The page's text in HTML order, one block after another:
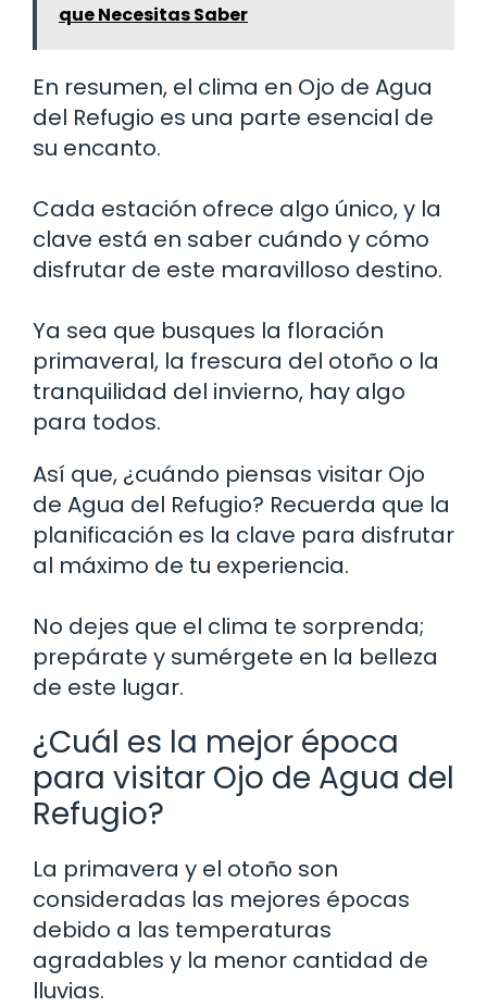
que Necesitas Saber
En resumen, el clima en Ojo de Agua
del Refugio es una parte esencial de
su encanto.
Cada estación ofrece algo único, y la
clave está en saber cuándo y cómo
disfrutar de este maravilloso destino.
Ya sea que busques la floración
primaveral, la frescura del otoño o la
tranquilidad del invierno, hay algo
para todos.
Así que, ¿cuándo piensas visitar Ojo
de Agua del Refugio? Recuerda que la
planificación es la clave para disfrutar
al máximo de tu experiencia.
No dejes que el clima te sorprenda;
prepárate y sumérgete en la belleza
de este lugar.
¿Cuál es la mejor época
para visitar Ojo de Agua del
Refugio?
La primavera y el otoño son
consideradas las mejores épocas
debido a las temperaturas
agradables y la menor cantidad de
lluvias.